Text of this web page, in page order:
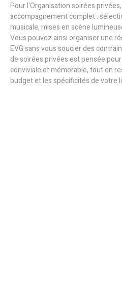
Pour l'Organisation soirées
accompagnement complet :
musicale, mises en scène
Vous pouvez ainsi organiser une
EVG sans vous soucier des
de soirées privées est pensée
conviviale et mémorable, tout en
budget et les spécificités de votre